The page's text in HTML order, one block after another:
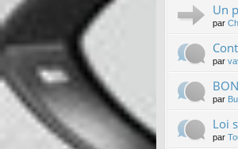
Un
par
par
par
Loi
par